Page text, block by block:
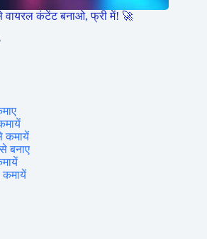
वायरल कंटेंट बनाओ, फ्री में! 🚀
कमायें
बनाए